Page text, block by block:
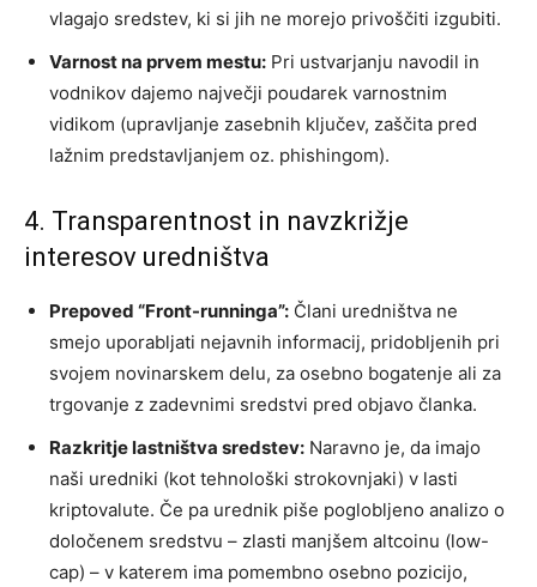
vlagajo sredstev, ki si jih ne morejo privoščiti izgubiti.
Varnost na prvem mestu: Pri ustvarjanju navodil in
vodnikov dajemo največji poudarek varnostnim
vidikom (upravljanje zasebnih ključev, zaščita pred
lažnim predstavljanjem oz. phishingom).
4. Transparentnost in navzkrižje
interesov uredništva
Prepoved “Front-runninga”: Člani uredništva ne
smejo uporabljati nejavnih informacij, pridobljenih pri
svojem novinarskem delu, za osebno bogatenje ali za
trgovanje z zadevnimi sredstvi pred objavo članka.
Razkritje lastništva sredstev: Naravno je, da imajo
naši uredniki (kot tehnološki strokovnjaki) v lasti
kriptovalute. Če pa urednik piše poglobljeno analizo o
določenem sredstvu – zlasti manjšem altcoinu (low-
cap) – v katerem ima pomembno osebno pozicijo,